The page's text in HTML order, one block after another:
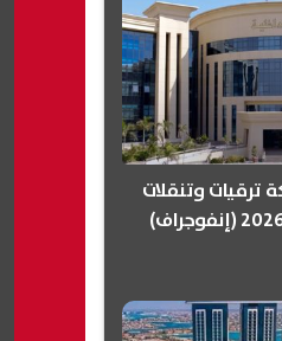
ترقيات وتنقلات